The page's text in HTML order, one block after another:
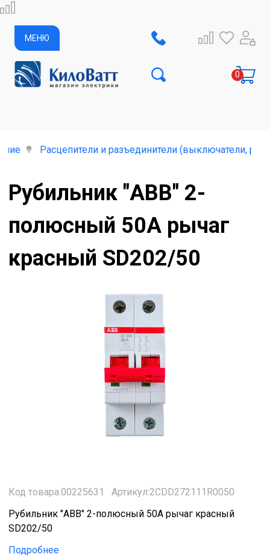
МЕНЮ
Расцепители и разъединители (выключатели,
Рубильник "ABB" 2-
полюсный 50А рычаг
красный SD202/50
Код товара:00225631
Артикул:2CDD272111R0050
Рубильник "ABB" 2-полюсный 50А рычаг красный
SD202/50
Подробнее